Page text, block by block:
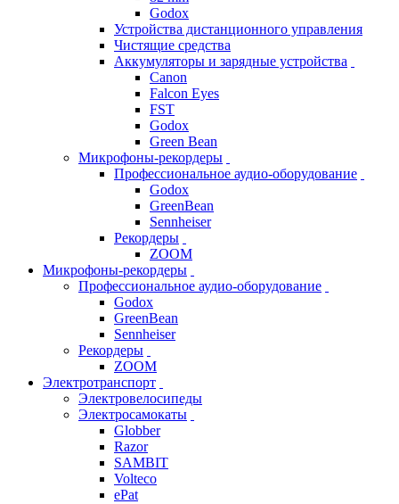
Godox
Устройства дистанционного управления
Чистящие средства
Аккумуляторы и зарядные устройства
Canon
Falcon Eyes
FST
Godox
Green Bean
Микрофоны-рекордеры
Профессиональное аудио-оборудование
Godox
GreenBean
Sennheiser
Рекордеры
ZOOM
Микрофоны-рекордеры
Профессиональное аудио-оборудование
Godox
GreenBean
Sennheiser
Рекордеры
ZOOM
Электротранспорт
Электровелосипеды
Электросамокаты
Globber
Razor
SAMBIT
Volteco
ePat